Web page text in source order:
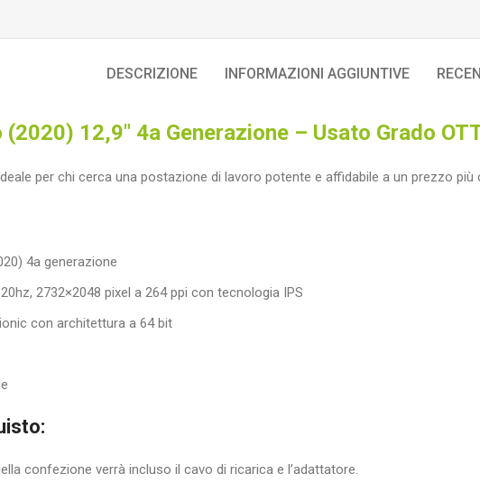
DESCRIZIONE INFORMAZIONI AGGIUNTIVE
12,9″ 4a Generazione – Usato Grado
per chi cerca una postazione di lavoro potente e affidabile a un prezzo
4a generazione
2732×2048 pixel a 264 ppi con tecnologia IPS
con architettura a 64 bit
confezione verrà incluso il cavo di ricarica e l’adattatore.